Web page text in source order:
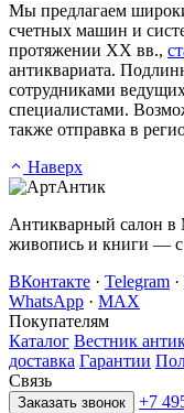
Мы предлагаем
счетных машин и
протяжении XX вв.,
антиквариата.
сотрудниками
специалистами.
также отправка в
Наверх
Антикварный салон в
живопись и книги — с
ВКонтакте · Telegram ·
WhatsApp · MAX
Покупателям
Каталог Вестник
доставка Гарантии
Связь
Заказать звонок +7